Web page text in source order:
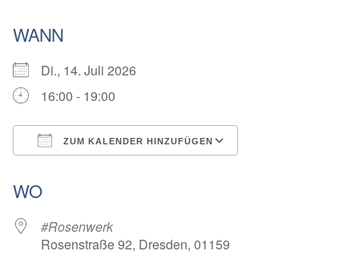
WANN
Di., 14. Juli 2026
16:00 - 19:00
ZUM KALENDER HINZUFÜGEN
WO
#Rosenwerk
Rosenstraße 92, Dresden, 01159